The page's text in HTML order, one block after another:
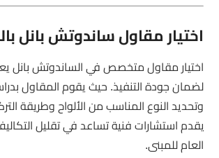
اختيار مقاول ساندوتش بانل
اختيار مقاول متخصص في الساندوتش بانل
لضمان جودة التنفيذ. حيث يقوم المقاول
وتحديد النوع المناسب من الألواح وطريقة
يقدم استشارات فنية تساعد في تقليل
العام للمبنى.